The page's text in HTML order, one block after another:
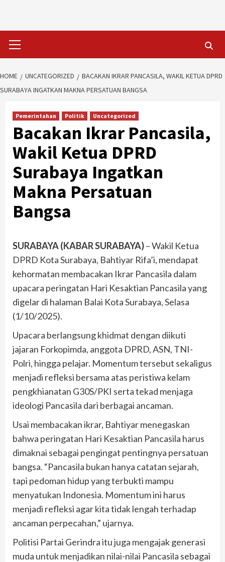
Menu
HOME UNCATEGORIZED
BACAKAN IKRAR PANCASILA, WAKIL KETUA DPRD
SURABAYA INGATKAN MAKNA PERSATUAN BANGSA
Pemerintahan Politik Uncategorized
Bacakan Ikrar Pancasila,
Wakil Ketua DPRD
Surabaya Ingatkan
Makna Persatuan
Bangsa
SURABAYA (KABAR SURABAYA)– Wakil Ketua
DPRD Kota Surabaya, Bahtiyar Rifa’i, mendapat
kehormatan membacakan Ikrar Pancasila dalam
upacara peringatan Hari Kesaktian Pancasila yang
digelar di halaman Balai Kota Surabaya, Selasa
(1/10/2025).
Upacara berlangsung khidmat dengan diikuti
jajaran Forkopimda, anggota DPRD, ASN, TNI-
Polri, hingga pelajar. Momentum tersebut sekaligus
menjadi refleksi bersama atas peristiwa kelam
pengkhianatan G30S/PKI serta tekad menjaga
ideologi Pancasila dari berbagai ancaman.
Usai membacakan ikrar, Bahtiyar menegaskan
bahwa peringatan Hari Kesaktian Pancasila harus
dimaknai sebagai pengingat pentingnya persatuan
bangsa. “Pancasila bukan hanya catatan sejarah,
tapi pedoman hidup yang terbukti mampu
menyatukan Indonesia. Momentum ini harus
menjadi refleksi agar kita tidak lengah terhadap
ancaman perpecahan,” ujarnya.
Politisi Partai Gerindra itu juga mengajak generasi
muda untuk menjadikan nilai-nilai Pancasila sebagai